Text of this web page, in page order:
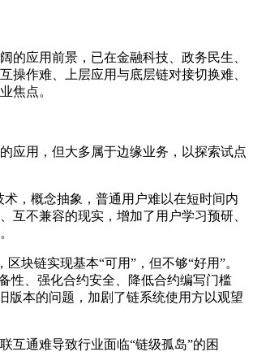
的应用前景，已在金融科技、政务民生、
作难、上层应用与底层链对接切换难、
焦点。
应用，但大多属于边缘业务，以探索试点
，概念抽象，普通用户难以在短时间内
不兼容的现实，增加了用户学习预研、
块链实现基本“可用”，但不够“好用”。
性、强化合约安全、降低合约编写门槛
版本的问题，加剧了链系统使用方以观望
互通难导致行业面临“链级孤岛”的困